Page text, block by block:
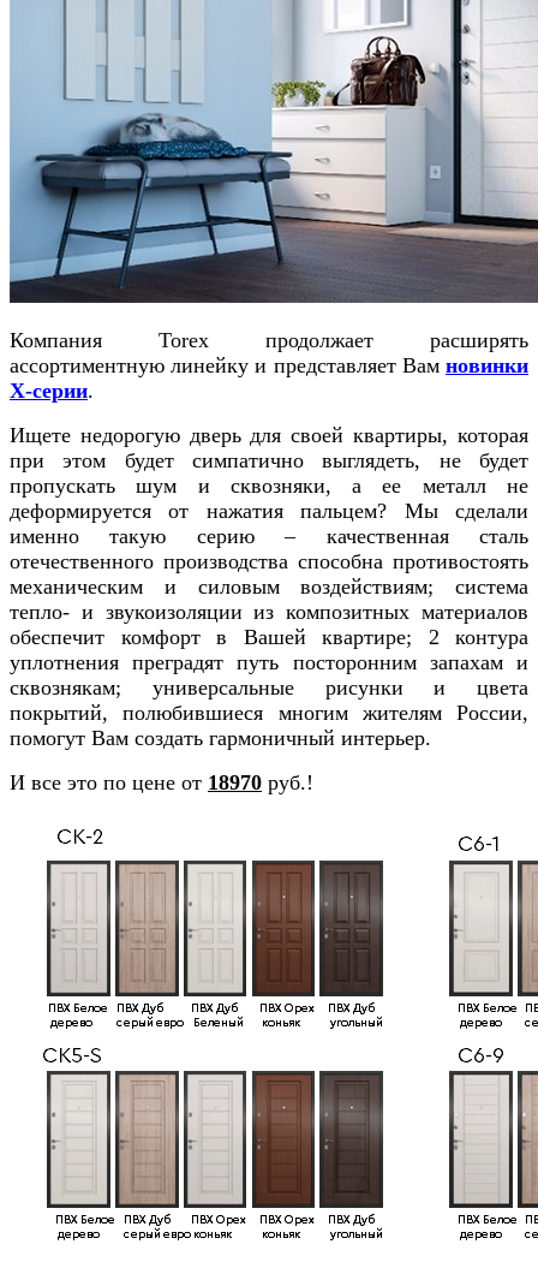
Компания Torex продолжает расширять
ассортиментную линейку и представляет Вам новинки
Х-серии.
Ищете недорогую дверь для своей квартиры, которая
при этом будет симпатично выглядеть, не будет
пропускать шум и сквозняки, а ее металл не
деформируется от нажатия пальцем? Мы сделали
именно такую серию – качественная сталь
отечественного производства способна противостоять
механическим и силовым воздействиям; система
тепло- и звукоизоляции из композитных материалов
обеспечит комфорт в Вашей квартире; 2 контура
уплотнения преградят путь посторонним запахам и
сквознякам; универсальные рисунки и цвета
покрытий, полюбившиеся многим жителям России,
помогут Вам создать гармоничный интерьер.
И все это по цене от 18970 руб.!